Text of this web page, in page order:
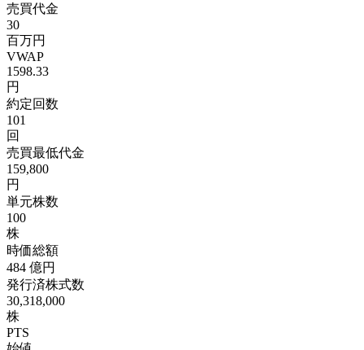
売買代金
30
百万円
VWAP
1598.33
円
約定回数
101
回
売買最低代金
159,800
円
単元株数
100
株
時価総額
484 億円
発行済株式数
30,318,000
株
PTS